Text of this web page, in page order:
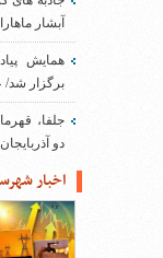
آبشار
همایش
برگزار شد/
جلفا،
دو
اخبار